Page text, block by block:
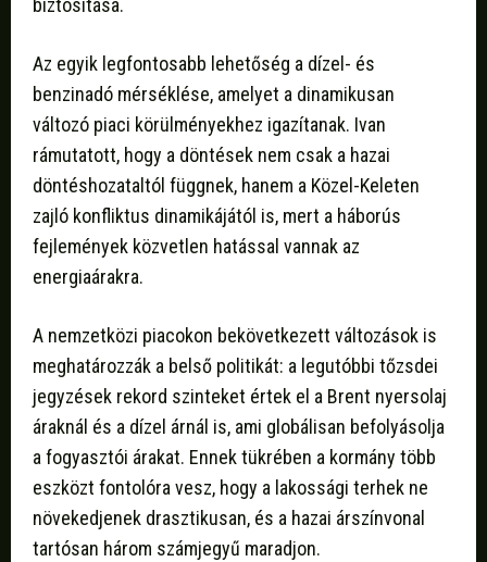
biztosítása.
Az egyik legfontosabb lehetőség a dízel- és
benzinadó mérséklése, amelyet a dinamikusan
változó piaci körülményekhez igazítanak. Ivan
rámutatott, hogy a döntések nem csak a hazai
döntéshozataltól függnek, hanem a Közel-Keleten
zajló konfliktus dinamikájától is, mert a háborús
fejlemények közvetlen hatással vannak az
energiaárakra.
A nemzetközi piacokon bekövetkezett változások is
meghatározzák a belső politikát: a legutóbbi tőzsdei
jegyzések rekord szinteket értek el a Brent nyersolaj
áraknál és a dízel árnál is, ami globálisan befolyásolja
a fogyasztói árakat. Ennek tükrében a kormány több
eszközt fontolóra vesz, hogy a lakossági terhek ne
növekedjenek drasztikusan, és a hazai árszínvonal
tartósan három számjegyű maradjon.